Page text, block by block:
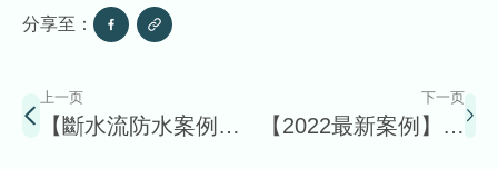
分享至：
上一页
【斷水流防水案例】
下一页
【2022最新案例】太